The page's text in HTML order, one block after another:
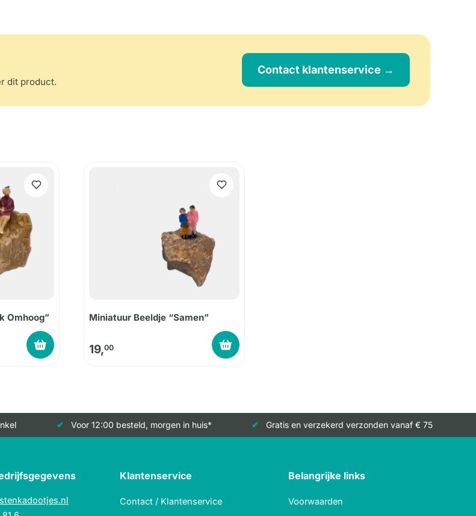
dit product.
Contact klantenservice →
Omhoog” Miniatuur Beeldje “Samen”
19,00
Voor 12:00 besteld, morgen in huis* Gratis en verzekerd verzonden vanaf € 75
Klantenservice
Contact / Klantenservice
Belangrijke links
Voorwaarden